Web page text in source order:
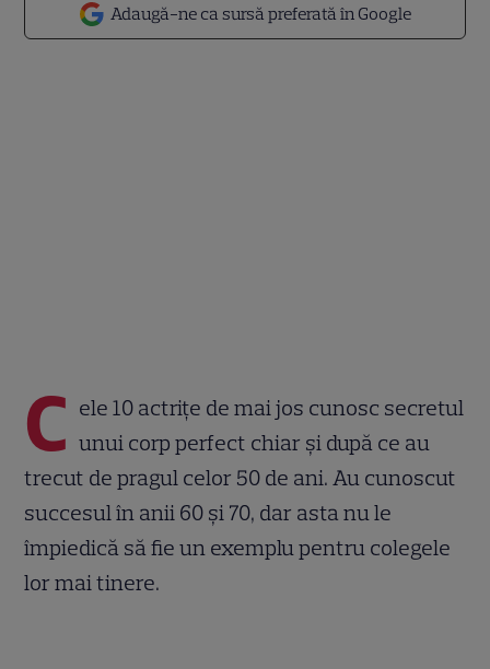
Adaugă-ne ca sursă preferată în Google
C ele 10 actriţe de mai jos cunosc secretul
unui corp perfect chiar şi după ce au
trecut de pragul celor 50 de ani. Au cunoscut
succesul în anii 60 şi 70, dar asta nu le
împiedică să fie un exemplu pentru colegele
lor mai tinere.